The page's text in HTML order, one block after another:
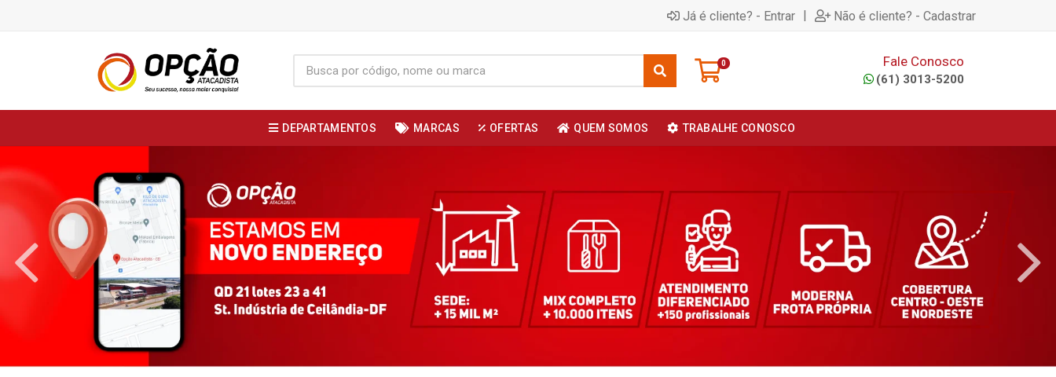
Já é cliente? - Entrar | Não é cliente? - Cadastrar
0 Fale Conosco
(61) 3013-5200
DEPARTAMENTOS MARCAS OFERTAS QUEM SOMOS TRABALHE CONOSCO